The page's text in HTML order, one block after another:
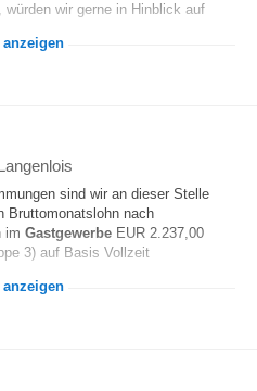
wir gerne in Hinblick auf
anzeigen
sind wir an dieser Stelle
Bruttomonatslohn nach
im Gastgewerbe EUR 2.237,00
3) auf Basis Vollzeit
anzeigen